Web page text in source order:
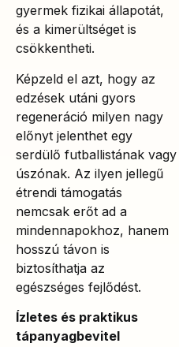
gyermek fizikai állapotát,
és a kimerültséget is
csökkentheti.
Képzeld el azt, hogy az
edzések utáni gyors
regeneráció milyen nagy
előnyt jelenthet egy
serdülő futballistának vagy
úszónak. Az ilyen jellegű
étrendi támogatás
nemcsak erőt ad a
mindennapokhoz, hanem
hosszú távon is
biztosíthatja az
egészséges fejlődést.
Ízletes és praktikus
tápanyagbevitel